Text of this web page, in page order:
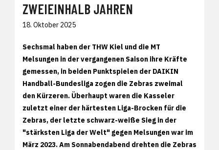
ZWEIEINHALB JAHREN
18. Oktober 2025
Sechsmal haben der THW Kiel und die MT
Melsungen in der vergangenen Saison ihre Kräfte
gemessen, in beiden Punktspielen der DAIKIN
Handball-Bundesliga zogen die Zebras zweimal
den Kürzeren. Überhaupt waren die Kasseler
zuletzt einer der härtesten Liga-Brocken für die
Zebras, der letzte schwarz-weiße Sieg in der
"stärksten Liga der Welt" gegen Melsungen war im
März 2023. Am Sonnabendabend drehten die Zebras